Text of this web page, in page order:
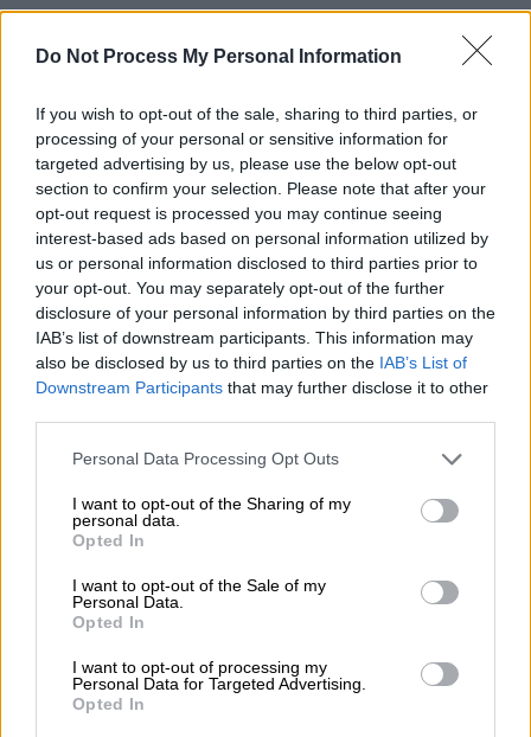
Do Not Process My Personal Information
If you wish to opt-out of the sale, sharing to third parties, or
processing of your personal or sensitive information for
targeted advertising by us, please use the below opt-out
section to confirm your selection. Please note that after your
opt-out request is processed you may continue seeing
interest-based ads based on personal information utilized by
us or personal information disclosed to third parties prior to
your opt-out. You may separately opt-out of the further
disclosure of your personal information by third parties on the
IAB’s list of downstream participants. This information may
also be disclosed by us to third parties on the IAB’s List of
Downstream Participants that may further disclose it to other
Please note that this website/app uses one or more Google
not limited to your visit or usage behaviour. You may click to
grant or deny consent to Google and its third-party tags to
use your data for below specified purposes in below Google
consent section.
Personal Data Processing Opt Outs
I want to opt-out of the Sharing of my
personal data.
Opted In
I want to opt-out of the Sale of my
Personal Data.
Opted In
I want to opt-out of processing my
Personal Data for Targeted Advertising.
Opted In
εκατομμυρίων ευρώαπό την πολιτική
εγκαταστάσεις διαχείρισης αποβλήτων στην
περιφέρειαΠελοποννήσου.
Σύμφωνα με την επίσημη ανακοίνωση,τρία
ολοκληρωμένα κέντρα διαχείρισης
αποβλήτων σεΑρκαδία, Μεσσηνία και
Λακωνίαθα επεξεργάζονται μηχανικά τα
απορρίμματα για τηνανάκτηση
ανακυκλώσιμων υλικών, ενώ μέσω
βιολογικής επεξεργασίαςθα παράγεται
ενισχύσουν τη λειτουργία του δικτύου.
ΔΙΑΒΑΣΤΕ ΕΠΙΣΗΣ
Ελλάδα|26.04.2025 19:42
Ασπρόπυργος: Εξαρθρώθηκε
συμμορία που διέπραττε κλοπές από
οχήματα - Τρεις συλλήψεις